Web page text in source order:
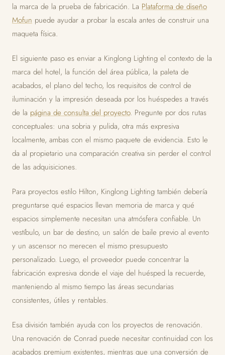
la marca de la prueba de fabricación. La Plataforma de diseño
Mofun puede ayudar a probar la escala antes de construir una
maqueta física.
El siguiente paso es enviar a Kinglong Lighting el contexto de la
marca del hotel, la función del área pública, la paleta de
acabados, el plano del techo, los requisitos de control de
iluminación y la impresión deseada por los huéspedes a través
de la página de consulta del proyecto. Pregunte por dos rutas
conceptuales: una sobria y pulida, otra más expresiva
localmente, ambas con el mismo paquete de evidencia. Esto le
da al propietario una comparación creativa sin perder el control
de las adquisiciones.
Para proyectos estilo Hilton, Kinglong Lighting también debería
preguntarse qué espacios llevan memoria de marca y qué
espacios simplemente necesitan una atmósfera confiable. Un
vestíbulo, un bar de destino, un salón de baile previo al evento
y un ascensor no merecen el mismo presupuesto
personalizado. Luego, el proveedor puede concentrar la
fabricación expresiva donde el viaje del huésped la recuerde,
manteniendo al mismo tiempo las áreas secundarias
consistentes, útiles y rentables.
Esa división también ayuda con los proyectos de renovación.
Una renovación de Conrad puede necesitar continuidad con los
acabados premium existentes, mientras que una conversión de